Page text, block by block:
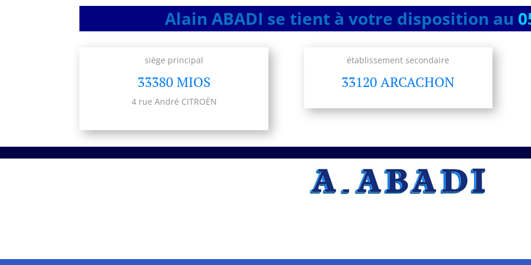
Alain ABADI se tient à votre disposition au
siège principal
33380 MIOS
4 rue André CITROËN
établissement secondaire
33120 ARCACHON
A.ABADI Entreprise
professionnelle Artisan –
Poseur – pose de planchers, parquets,